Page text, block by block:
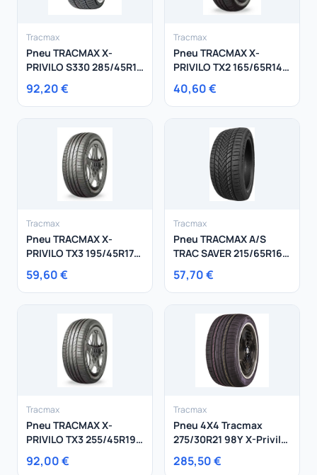
Tracmax
Pneu TRACMAX X-
PRIVILO S330 285/45R19
111V
92,20 €
Tracmax
Pneu TRACMAX X-
PRIVILO TX2 165/65R14
79T
40,60 €
Tracmax
Pneu TRACMAX X-
PRIVILO TX3 195/45R17
85W
59,60 €
Tracmax
Pneu TRACMAX A/S
TRAC SAVER 215/65R16
98V
57,70 €
Tracmax
Pneu TRACMAX X-
PRIVILO TX3 255/45R19
104Y
92,00 €
Tracmax
Pneu 4X4 Tracmax
275/30R21 98Y X-Privilo
RS01+ XL
285,50 €